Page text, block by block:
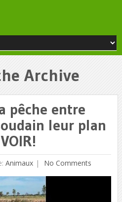
Archive
pêche entre
leur plan
Animaux No Comments